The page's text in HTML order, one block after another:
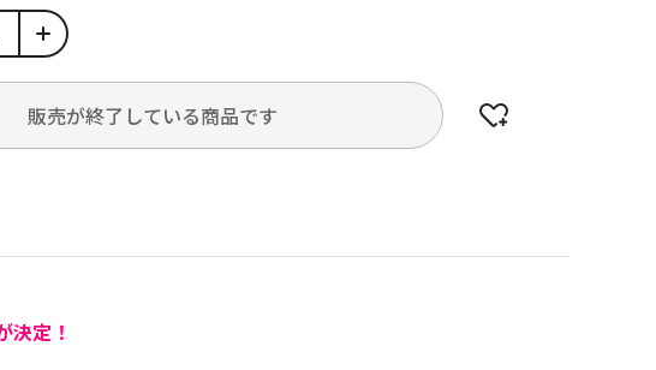
販売が終了している商品です
定！